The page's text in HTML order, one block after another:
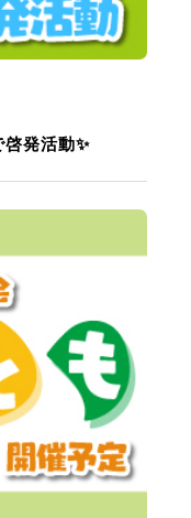
発活動✨